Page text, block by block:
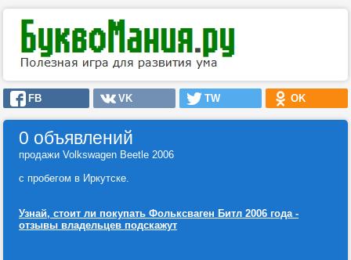
FB VK TW OK
0 объявлений
продажи Volkswagen Beetle 2006
с пробегом в Иркутске.
Узнай, стоит ли покупать Фольксваген Битл 2006 года -
отзывы владельцев подскажут